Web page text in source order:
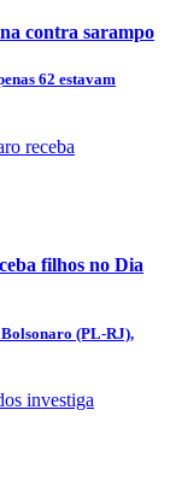
contra sarampo
62 estavam
filhos no Dia
(PL-RJ),